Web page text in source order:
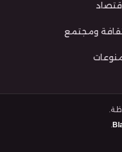
اقتصاد
ومجتمع
.